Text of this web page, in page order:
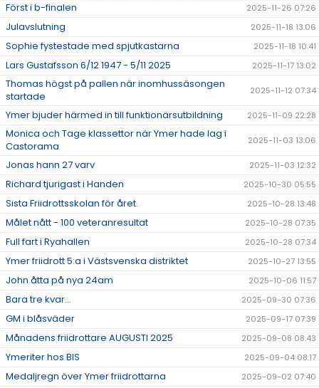
Först i b-finalen 2025-11-26 07:26
Julavslutning 2025-11-18 13:06
Sophie fystestade med spjutkastarna 2025-11-18 10:41
Lars Gustafsson 6/12 1947 - 5/11 2025 2025-11-17 13:02
Thomas högst på pallen när inomhussäsongen
startade
2025-11-12 07:34
Ymer bjuder härmed in till funktionärsutbildning 2025-11-09 22:28
Monica och Tage klassettor när Ymer hade lag i
Castorama
2025-11-03 13:06
Jonas hann 27 varv 2025-11-03 12:32
Richard tjurigast i Handen 2025-10-30 05:55
Sista Friidrottsskolan för året. 2025-10-28 13:48
Målet nått - 100 veteranresultat 2025-10-28 07:35
Full fart i Ryahallen 2025-10-28 07:34
Ymer friidrott 5:a i Västsvenska distriktet 2025-10-27 13:55
John åtta på nya 24am 2025-10-06 11:57
Bara tre kvar... 2025-09-30 07:36
GM i blåsväder 2025-09-17 07:39
Månadens friidrottare AUGUSTI 2025 2025-09-08 08:43
Ymeriter hos BIS 2025-09-04 08:17
Medaljregn över Ymer friidrottarna 2025-09-02 07:40